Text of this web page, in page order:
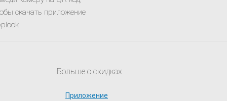
скачать приложение
Больше о скидках
Приложение